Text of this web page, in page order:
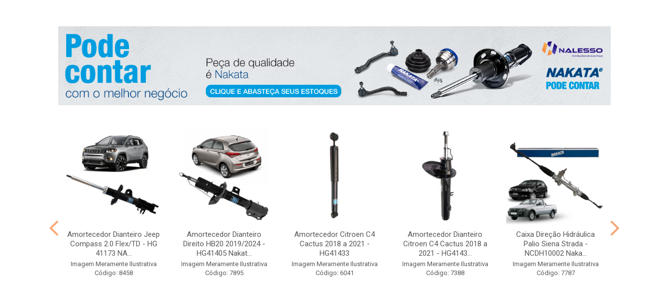
Amortecedor Dianteiro Jeep
Compass 2.0 Flex/TD - HG
41173 NA...
Imagem Meramente Ilustrativa
Código: 8458
Amortecedor Dianteiro
Direito HB20 2019/2024 -
HG41405 Nakat...
Imagem Meramente Ilustrativa
Código: 7895
Amortecedor Citroen C4
Cactus 2018 a 2021 -
HG41433
Imagem Meramente Ilustrativa
Código: 6041
Amortecedor Dianteiro
Citroen C4 Cactus 2018 a
2021 - HG4143...
Imagem Meramente Ilustrativa
Código: 7388
Caixa Direção Hidráulica
Palio Siena Strada -
NCDH10002 Naka...
Imagem Meramente Ilustrativa
Código: 7787